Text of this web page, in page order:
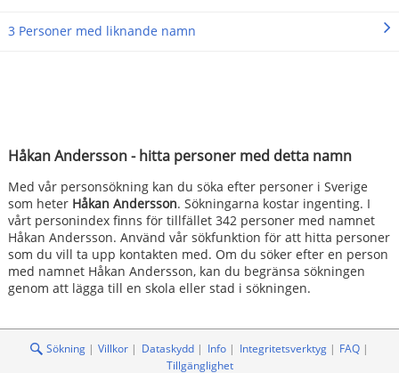
Håkan Andersson - hitta personer med detta namn
Med vår personsökning kan du söka efter personer i Sverige
som heter Håkan Andersson. Sökningarna kostar ingenting. I
vårt personindex finns för tillfället 342 personer med namnet
Håkan Andersson. Använd vår sökfunktion för att hitta personer
som du vill ta upp kontakten med. Om du söker efter en person
med namnet Håkan Andersson, kan du begränsa sökningen
genom att lägga till en skola eller stad i sökningen.
3 Personer med liknande namn
Sökning Villkor Dataskydd Info Integritetsverktyg
FAQ
Tillgänglighet